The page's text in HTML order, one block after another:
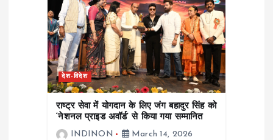
देश-विदेश
राष्ट्र सेवा में योगदान के लिए जंग बहादुर सिंह को
‘नेशनल प्राइड अवॉर्ड’ से किया गया सम्मानित
INDINON
March 14, 2026